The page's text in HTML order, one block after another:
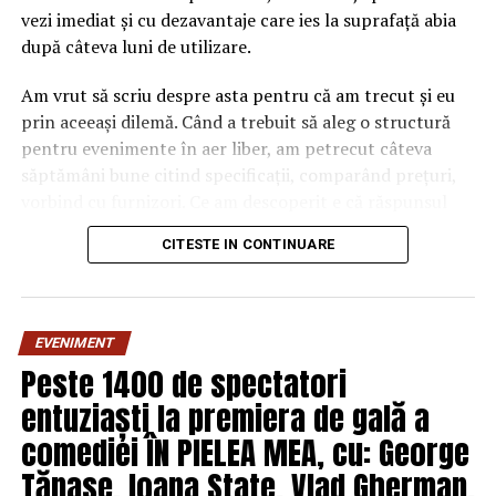
vezi imediat și cu dezavantaje care ies la suprafață abia
după câteva luni de utilizare.
Am vrut să scriu despre asta pentru că am trecut și eu
prin aceeași dilemă. Când a trebuit să aleg o structură
pentru evenimente în aer liber, am petrecut câteva
săptămâni bune citind specificații, comparând prețuri,
„corect” depinde mult de context, de cât de des muți
pavilionul și de ce condiții meteo ai de înfruntat.
materialului mai mult decât
crezi
Multe persoane tratează cadrul metalic al unui pavilion
ca pe un detaliu secundar. Atenția merge, de obicei, spre
CITESTE IN CONTINUARE
EVENIMENT
Peste 1400 de spectatori
entuziaști la premiera de gală a
comediei ÎN PIELEA MEA, cu: George
Tănase, Ioana State, Vlad Gherman,